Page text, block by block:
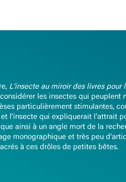
L’insecte au miroir des livres pour
les insectes qui peuplent
particulièrement stimulantes,
l’insecte qui expliquerait l’attrait
ainsi à un angle mort de la
monographique et très peu
à ces drôles de petites bêtes.